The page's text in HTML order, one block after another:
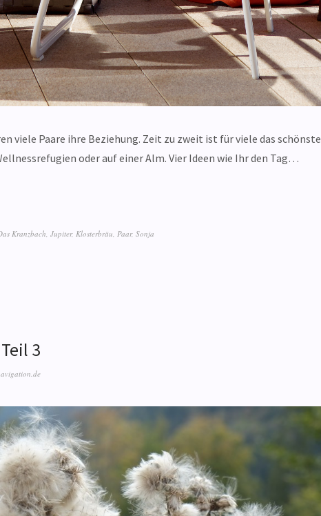
viele Paare ihre Beziehung. Zeit zu zweit ist für viele das schönste
oder auf einer Alm. Vier Ideen wie Ihr den Tag…
Kranzbach, Jupiter, Klosterbräu, Paar, Sonja
3